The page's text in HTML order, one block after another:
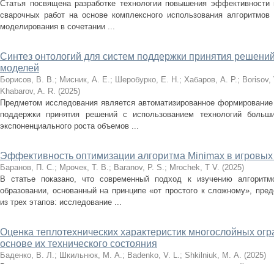
Статья посвящена разработке технологии повышения эффективности
сварочных работ на основе комплексного использования
моделирования в сочетании ...
Синтез онтологий для систем поддержки принятия
моделей
Борисов, В. В.; Мисник, А. Е.; Шеробурко, Е. Н.; Хабаров, А. Р.; Borisov,
Khabarov, A. R. (2025)
Предметом исследования является автоматизированное
поддержки принятия решений с использованием технологий
экспоненциального роста объемов ...
Эффективность оптимизации алгоритма Minimax в игровых
Баранов, П. С.; Мрочек, Т. В.; Baranov, P. S.; Mrochek, T V. (2025)
В статье показано, что современный подход к изучению
образовании, основанный на принципе «от простого к сложному»,
из трех этапов: исследование ...
Оценка теплотехнических характеристик многослойных
основе их технического состояния
Баденко, В. Л.; Шкильнюк, М. А.; Badenko, V. L.; Shkilniuk, М. A. (2025)